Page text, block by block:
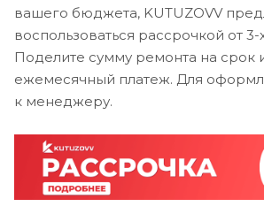
вашего бюджета, KUTUZOVV
воспользоваться рассрочкой от
Поделите сумму ремонта на срок
ежемесячный платеж. Для
к менеджеру.